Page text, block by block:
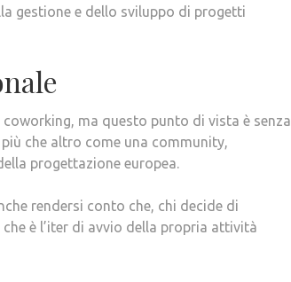
gestione e dello sviluppo di progetti
ma questo punto di vista è senza
che altro come una community,
progettazione europea.
rendersi conto che, chi decide di
è l’iter di avvio della propria attività